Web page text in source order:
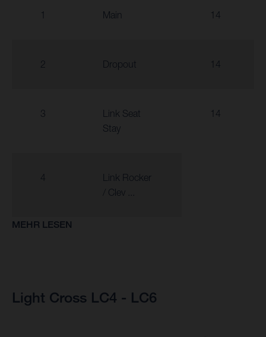
1 Main 14
2 Dropout 14
3
Link Seat
Stay
14
4
Link Rocker
/ Clev ...
MEHR LESEN
Light Cross LC4 - LC6